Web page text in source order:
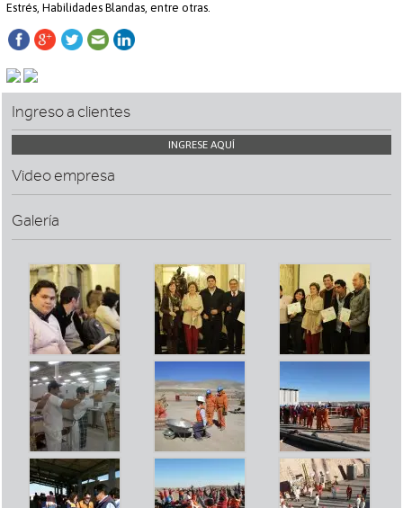
Estrés, Habilidades Blandas, entre otras.
Ingreso a clientes
INGRESE AQUÍ
Video empresa
Galería